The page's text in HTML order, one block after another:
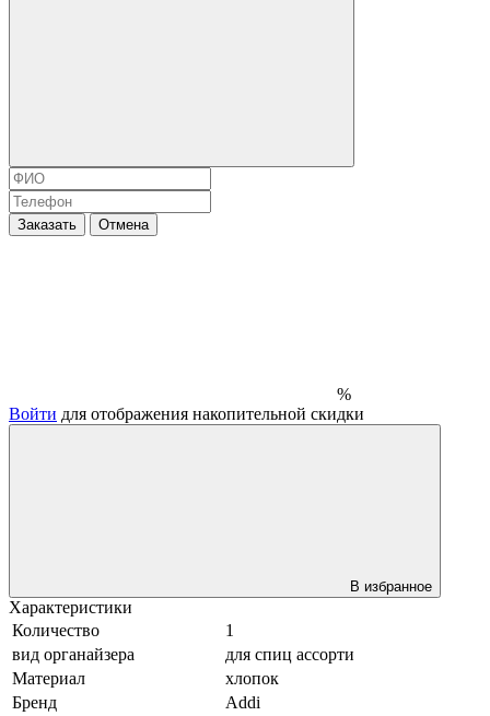
Заказать Отмена
%
Войти для отображения накопительной скидки
В избранное
Характеристики
Количество
1
вид органайзера
для спиц ассорти
Материал
хлопок
Бренд
Addi